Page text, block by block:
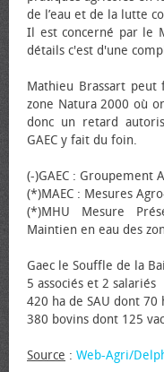
de l’eau et de la lutte
Il est concerné par le
détails c'est d'une
Mathieu Brassart
zone Natura 2000 où
donc un retard
GAEC y fait du foin.
(-)GAEC : Groupement
(*)MAEC : Mesures
(*)MHU Mesure
Maintien en eau des
Gaec le Souffle de la
5 associés et 2 salariés
420 ha de SAU dont
380 bovins dont 125
Source : Web-Agri/